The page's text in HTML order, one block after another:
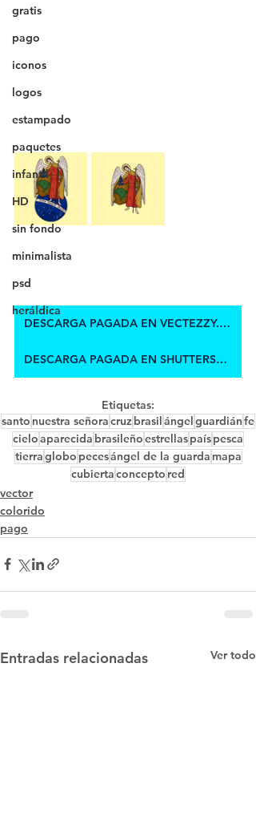
gratis
pago
iconos
logos
estampado
paquetes
infantil
HD
sin fondo
minimalista
psd
heráldica
DESCARGA PAGADA EN VECTEZZY.COM
DESCARGA PAGADA EN SHUTTERSTOCK
Etiquetas:
santo nuestra señoracruzbrasilángelguardiánfe
cieloaparecida brasileñoestrellaspaíspesca
tierraglobo pecesángel de la guarda mapa
cubiertaconcepto red
vector
colorido
pago
Entradas relacionadas Ver todo